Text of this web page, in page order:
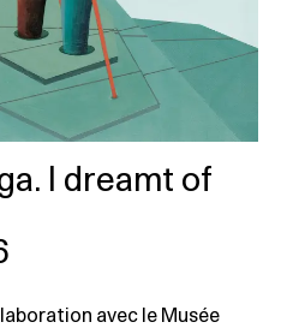
I dreamt of
avec le Musée